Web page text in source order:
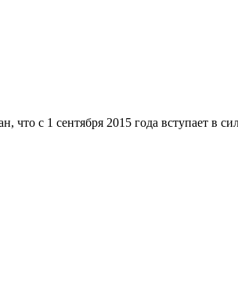
с 1 сентября 2015 года вступает в